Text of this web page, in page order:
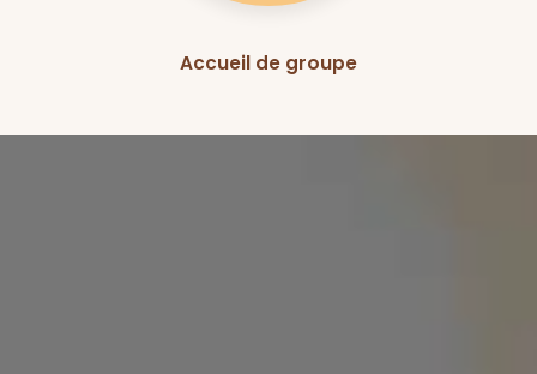
Accueil de groupe